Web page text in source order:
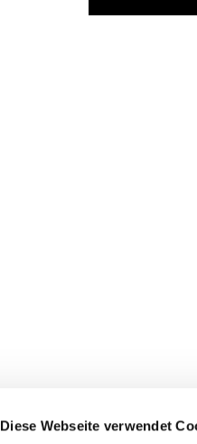
Diese Webseite verwendet